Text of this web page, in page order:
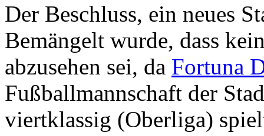
Der Beschluss, ein neues
Bemängelt wurde, dass
abzusehen sei, da Fortuna
Fußballmannschaft der
viertklassig (Oberliga)